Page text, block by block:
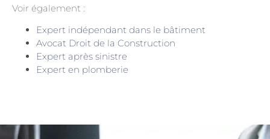
Voir également :
Expert indépendant dans le bâtiment
Avocat Droit de la Construction
Expert après sinistre
Expert en plomberie